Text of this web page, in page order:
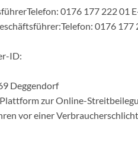
0176 177 222 01
0176 177
ID:
Deggendorf
zur Online-
vor einer